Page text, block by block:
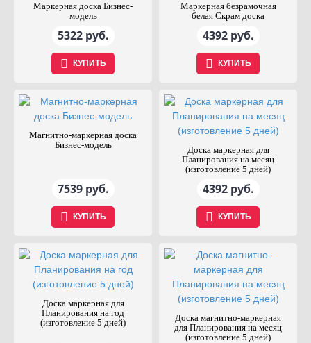
Маркерная доска Бизнес-
модель
5322 руб.
КУПИТЬ
Маркерная безрамочная
белая Скрам доска
4392 руб.
КУПИТЬ
Магнитно-маркерная доска
Бизнес-модель
7539 руб.
КУПИТЬ
Доска маркерная для
Планирования на месяц
(изготовление 5 дней)
4392 руб.
КУПИТЬ
Доска маркерная для
Планирования на год
(изготовление 5 дней)
Доска магнитно-маркерная
для Планирования на месяц
(изготовление 5 дней)